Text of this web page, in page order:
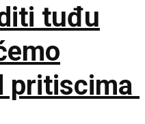
tuđu
pritiscima